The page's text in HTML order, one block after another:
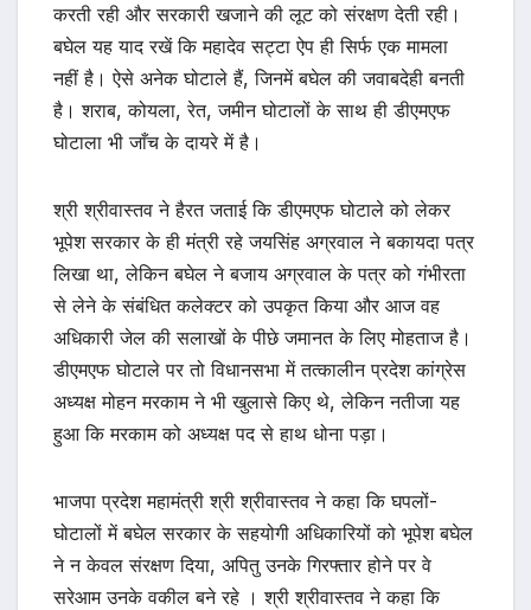
करती रही और सरकारी खजाने की लूट को संरक्षण देती रही।
बघेल यह याद रखें कि महादेव सट्टा ऐप ही सिर्फ एक मामला
नहीं है। ऐसे अनेक घोटाले हैं, जिनमें बघेल की जवाबदेही बनती
है। शराब, कोयला, रेत, जमीन घोटालों के साथ ही डीएमएफ
घोटाला भी जाँच के दायरे में है।
श्री श्रीवास्तव ने हैरत जताई कि डीएमएफ घोटाले को लेकर
भूपेश सरकार के ही मंत्री रहे जयसिंह अग्रवाल ने बकायदा पत्र
लिखा था, लेकिन बघेल ने बजाय अग्रवाल के पत्र को गंभीरता
से लेने के संबंधित कलेक्टर को उपकृत किया और आज वह
अधिकारी जेल की सलाखों के पीछे जमानत के लिए मोहताज है।
डीएमएफ घोटाले पर तो विधानसभा में तत्कालीन प्रदेश कांग्रेस
अध्यक्ष मोहन मरकाम ने भी खुलासे किए थे, लेकिन नतीजा यह
हुआ कि मरकाम को अध्यक्ष पद से हाथ धोना पड़ा।
भाजपा प्रदेश महामंत्री श्री श्रीवास्तव ने कहा कि घपलों-
घोटालों में बघेल सरकार के सहयोगी अधिकारियों को भूपेश बघेल
ने न केवल संरक्षण दिया, अपितु उनके गिरफ्तार होने पर वे
सरेआम उनके वकील बने रहे । श्री श्रीवास्तव ने कहा कि